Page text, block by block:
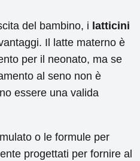
del bambino, i latticini
Il latte materno è
per il neonato, ma se
al seno non è
essere una valida
o le formule per
progettati per fornire al